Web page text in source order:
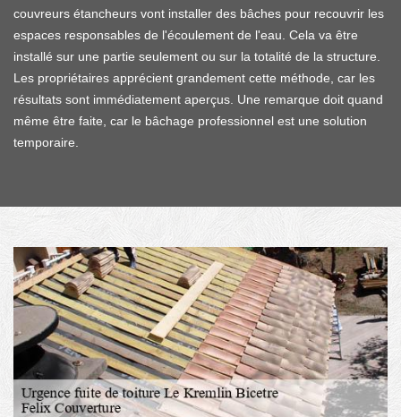
couvreurs étancheurs vont installer des bâches pour recouvrir les
espaces responsables de l'écoulement de l'eau. Cela va être
installé sur une partie seulement ou sur la totalité de la structure.
Les propriétaires apprécient grandement cette méthode, car les
résultats sont immédiatement aperçus. Une remarque doit quand
même être faite, car le bâchage professionnel est une solution
temporaire.